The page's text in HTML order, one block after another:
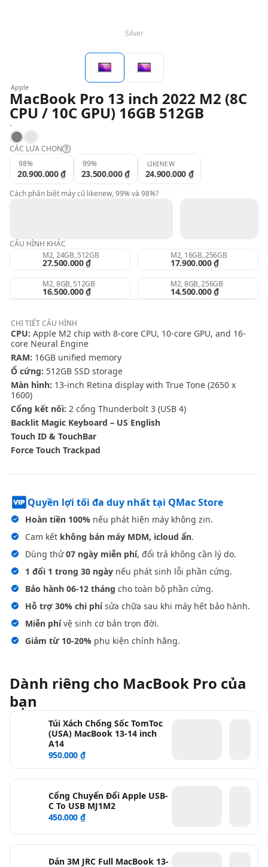
Silver
Apple
MacBook Pro 13 inch 2022 M2 (8C
CPU / 10C GPU) 16GB 512GB
-
Space Gray
Silver
CÁC LỰA CHỌN
Likenew:
98%:
98%
20.900.000 ₫
99%
23.500.000 ₫
LIKENEW
24.900.000 ₫
Cách phân biệt máy cũ likenew, 99% và 98%?
CẤU HÌNH KHÁC
M2, 24GB, 512GB
27.500.000 ₫
M2, 16GB, 256GB
17.900.000 ₫
M2, 8GB, 512GB
16.500.000 ₫
M2, 8GB, 256GB
14.500.000 ₫
CHI TIẾTCẤU HÌNH
CPU: Apple M2 chip with 8-core CPU, 10-core GPU, and 16-
core Neural Engine
RAM: 16GB unified memory
Ổ cứng: 512GB SSD storage
Màn hình: 13-inch Retina display with True Tone (2650 x
1600)
Cổng kết nối: 2 cổng Thunderbolt 3 (USB 4)
Backlit Magic Keyboard – US English
Touch ID & TouchBar
Force Touch Trackpad
Quyền lợi tối đa duy nhất tại QMac Store
Hoàn tiền 100% nếu phát hiện máy không zin.
Cam kết không bán máy MDM, icloud ẩn.
Dùng thử07 ngày miễn phí, đổi trả không cần lý do.
1 đổi 1 trong 30 ngày nếu phát sinh lỗi phần cứng.
Bảo hành 06-12 tháng cho toàn bộ phần cứng.
Hỗ trợ 30% chi phísửa chữa sau khi máy hết bảo hành.
Miễn phívệ sinh cơ bản trọn đời.
Giảm từ 10-20% phụ kiện chính hãng.
Dành riêng cho MacBook Pro của
bạn
Túi Xách Chống Sốc TomToc
(USA) MacBook 13-14 inch
A14
950.000 ₫
Cổng Chuyển Đổi Apple USB-
C To USB MJ1M2
450.000 ₫
Dán 3M JRC Full MacBook 13-